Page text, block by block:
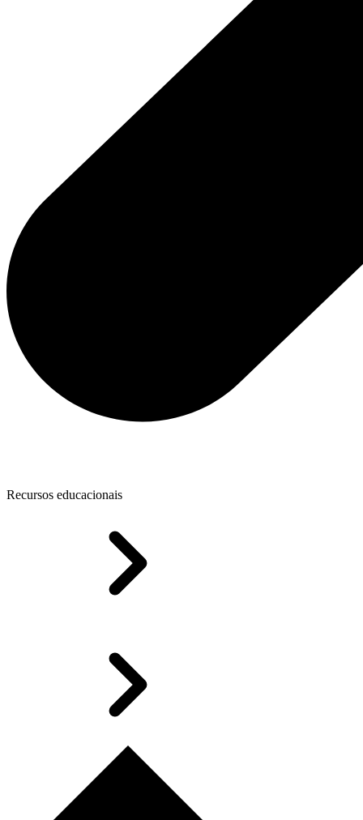
Recursos educacionais